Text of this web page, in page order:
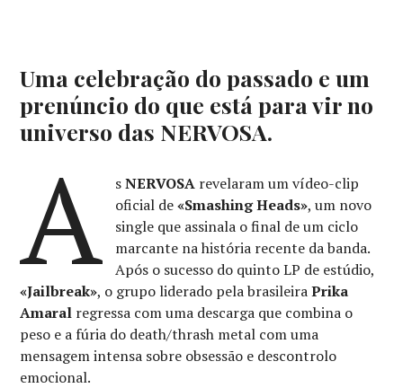
Uma celebração do passado e um
prenúncio do que está para vir no
universo das NERVOSA.
A sNERVOSArevelaram um vídeo-clip
oficial de«Smashing Heads», um novo
single que assinala o final de um ciclo
marcante na história recente da banda.
Após o sucesso do quinto LP de estúdio,
«Jailbreak», o grupo liderado pela brasileiraPrika
Amaral regressa com uma descarga que combina o
peso e a fúria do death/thrash metal com uma
mensagem intensa sobre obsessão e descontrolo
emocional.